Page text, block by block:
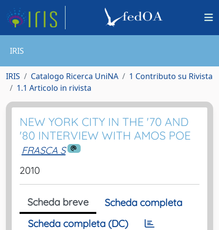
IRIS
IRIS Catalogo Ricerca UniNA
1 Contributo su Rivista
1.1 Articolo in rivista
NEW YORK CITY IN THE '70 AND
'80 INTERVIEW WITH AMOS POE
FRASCA S
2010
Scheda breve
Scheda completa
Scheda completa (DC)